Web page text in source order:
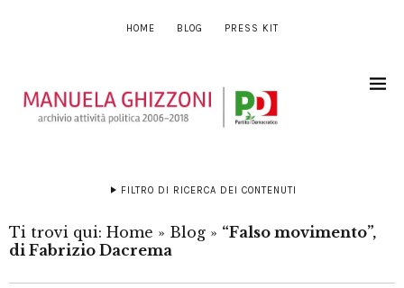
HOME BLOG PRESS KIT
FILTRO DI RICERCA DEI CONTENUTI
Ti trovi qui: Home » Blog » “Falso movimento”,
di Fabrizio Dacrema